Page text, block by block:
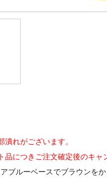
潰れがございます。
品につきご注文確定後のキ
ブルーベースでブラウンを